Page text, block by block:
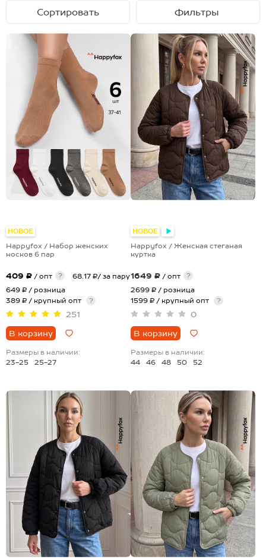
НОВОЕ
Happyfox / Набор женских
носков 6 пар
409 ₽ / опт ?
68.17 ₽/ за пару
649 ₽ / розница
389 ₽ / крупный опт
?
251
В корзину
Размеры в наличии:
23-25
25-27
НОВОЕ
Happyfox / Женская стеганая
куртка
1649 ₽ / опт
?
2699 ₽ / розница
1599 ₽ / крупный опт
?
0
В корзину
Размеры в наличии:
44
46 48 50 52